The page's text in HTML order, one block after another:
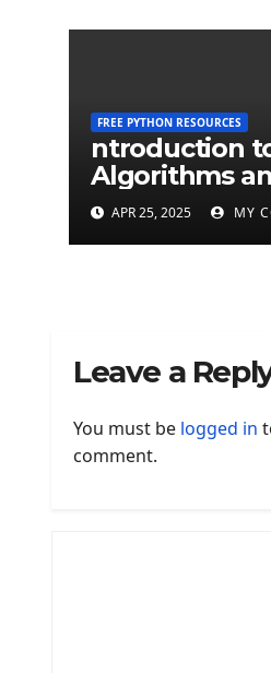
FREE PYTHON RESOURCES
ntroduction
Algorithms
Structures -
of Edinburgh
APR 25, 2025 MY
Leave a
You must be logged in
comment.